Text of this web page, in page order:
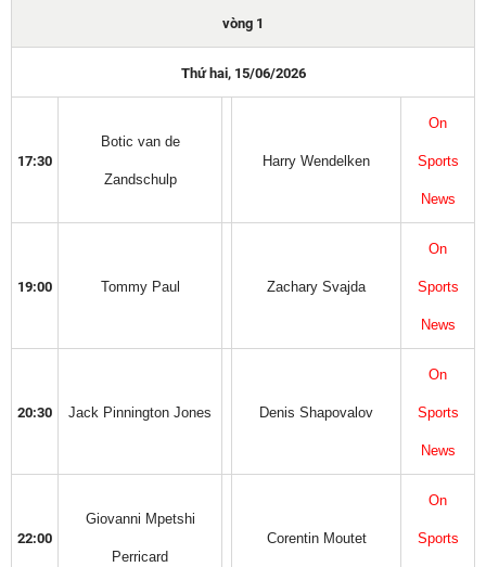
vòng 1
Thứ hai, 15/06/2026
17:30
Botic van de
Zandschulp
Harry Wendelken
On
Sports
News
19:00 Tommy Paul Zachary Svajda
On
Sports
News
20:30 Jack Pinnington Jones Denis Shapovalov
On
Sports
News
22:00
Giovanni Mpetshi
Perricard
Corentin Moutet
On
Sports